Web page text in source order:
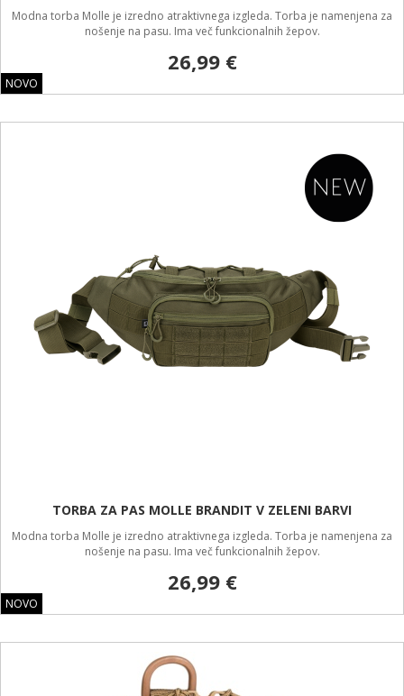
NOVO
Modna torba Molle je izredno atraktivnega izgleda. Torba je namenjena za
nošenje na pasu. Ima več funkcionalnih žepov.
26,99 €
NOVO
TORBA ZA PAS MOLLE BRANDIT V ZELENI BARVI
Modna torba Molle je izredno atraktivnega izgleda. Torba je namenjena za
nošenje na pasu. Ima več funkcionalnih žepov.
26,99 €